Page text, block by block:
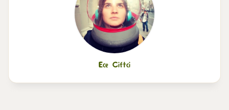
Ece Ciftci